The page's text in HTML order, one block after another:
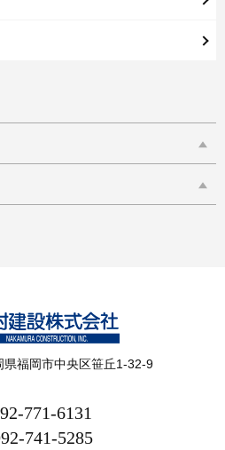
福岡市中央区笹丘1-32-9
771-6131
741-5285